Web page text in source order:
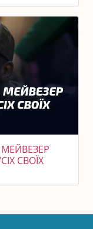
СВОЇХ